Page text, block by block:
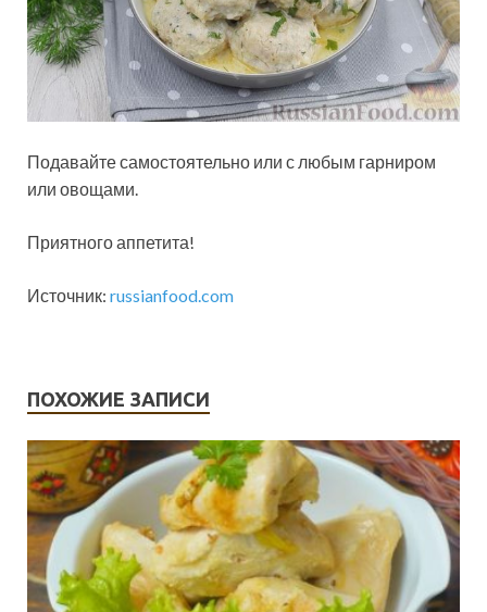
Подавайте самостоятельно или с любым гарниром
или овощами.
Приятного аппетита!
Источник: russianfood.com
ПОХОЖИЕ ЗАПИСИ